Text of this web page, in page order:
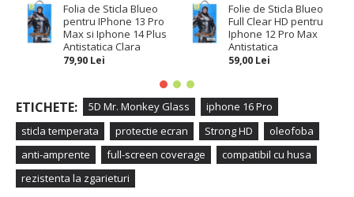
Folia de Sticla Blueo
pentru IPhone 13 Pro
Max si Iphone 14 Plus
Antistatica Clara
79,90 Lei
Folie de Sticla Blueo
Full Clear HD pentru
Iphone 12 Pro Max
Antistatica
59,00 Lei
ETICHETE: 5D Mr. Monkey Glass
iphone 16 Pro
sticla temperata
protectie ecran Strong HD
oleofoba
anti-amprente
full-screen coverage
compatibil cu husa
rezistenta la zgarieturi